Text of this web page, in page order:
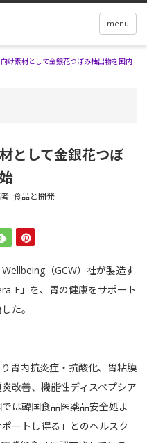
menu
け素材として金銀花つぼみ抽出物を国内
として金銀花つぼ
: 食品と開発
（GCW）社が製造す
F」を、胃の健康をサポート
た。
胃内抗炎症・抗酸化、胃粘膜
改善、機能性ディスペプシア
は韓国食品医薬品安全処よ
ートし得る」とのヘルスク